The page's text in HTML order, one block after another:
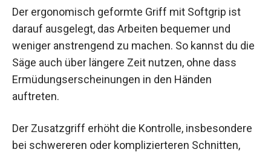
Der ergonomisch geformte Griff mit Softgrip ist
darauf ausgelegt, das Arbeiten bequemer und
weniger anstrengend zu machen. So kannst du die
Säge auch über längere Zeit nutzen, ohne dass
Ermüdungserscheinungen in den Händen
auftreten.
Der Zusatzgriff erhöht die Kontrolle, insbesondere
bei schwereren oder komplizierteren Schnitten,